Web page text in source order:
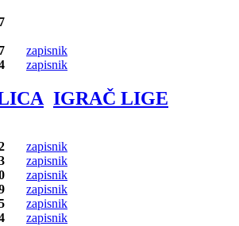
zapisnik
zapisnik
IGRAČ LIGE
zapisnik
zapisnik
zapisnik
zapisnik
zapisnik
zapisnik